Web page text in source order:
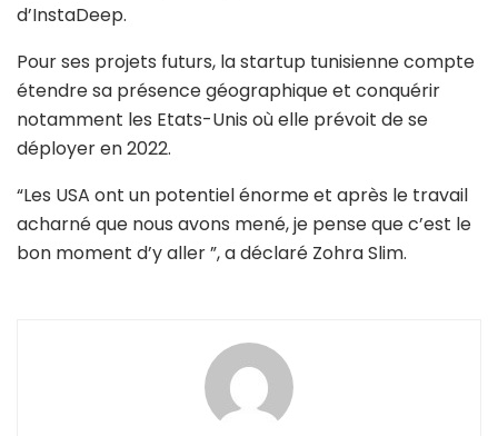
d’InstaDeep.
Pour ses projets futurs, la startup tunisienne compte
étendre sa présence géographique et conquérir
notamment les Etats-Unis où elle prévoit de se
déployer en 2022.
“Les USA ont un potentiel énorme et après le travail
acharné que nous avons mené, je pense que c’est le
bon moment d’y aller ”, a déclaré Zohra Slim.